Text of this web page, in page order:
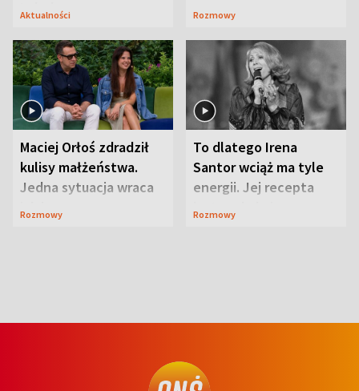
Lubelszczyzna
Aktualności Rozmowy
Maciej Orłoś zdradził
kulisy małżeństwa.
Jedna sytuacja wraca
jak bumerang
Rozmowy
To dlatego Irena
Santor wciąż ma tyle
energii. Jej recepta
jest zaskakująco
Rozmowy